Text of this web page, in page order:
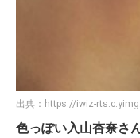
出典： https://iwiz-
色っぽい入山杏奈さ